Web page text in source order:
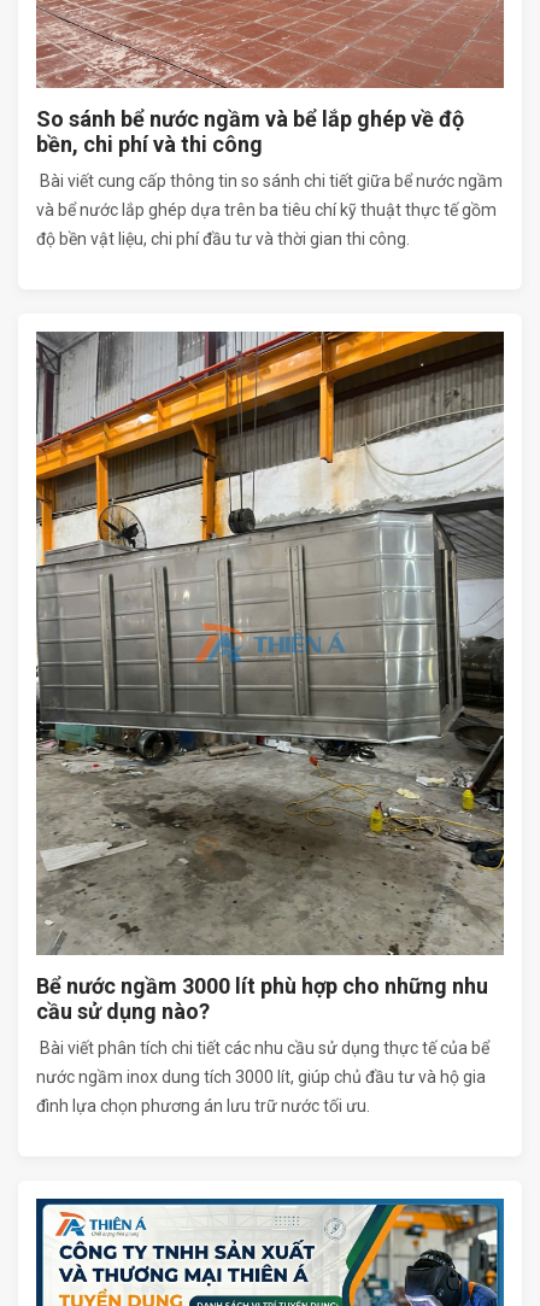
So sánh bể nước ngầm và bể lắp ghép về độ
bền, chi phí và thi công
Bài viết cung cấp thông tin so sánh chi tiết giữa bể nước ngầm
và bể nước lắp ghép dựa trên ba tiêu chí kỹ thuật thực tế gồm
độ bền vật liệu, chi phí đầu tư và thời gian thi công.
Bể nước ngầm 3000 lít phù hợp cho những nhu
cầu sử dụng nào?
Bài viết phân tích chi tiết các nhu cầu sử dụng thực tế của bể
nước ngầm inox dung tích 3000 lít, giúp chủ đầu tư và hộ gia
đình lựa chọn phương án lưu trữ nước tối ưu.